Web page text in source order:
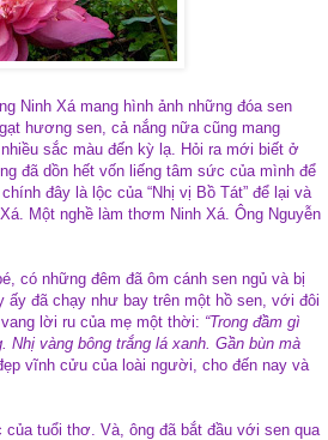
Ninh Xá mang hình ảnh những đóa sen
hương sen, cả nắng nữa cũng mang
sắc màu đến kỳ lạ. Hỏi ra mới biết ở
đã dồn hết vốn liếng tâm sức của mình để
đây là lộc của “Nhị vị Bồ Tát” để lại và
Một nghề làm thơm Ninh Xá. Ông Nguyễn
có những đêm đã ôm cánh sen ngủ và bị
đã chạy như bay trên một hồ sen, với đôi
lời ru của mẹ một thời: “Trong đầm gì
Nhị vàng bông trắng lá xanh. Gần bùn mà
vĩnh cửu của loài người, cho đến nay và
tuổi thơ. Và, ông đã bắt đầu với sen qua